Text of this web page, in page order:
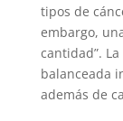
tipos de
embargo,
cantidad”.
balanceada
además de